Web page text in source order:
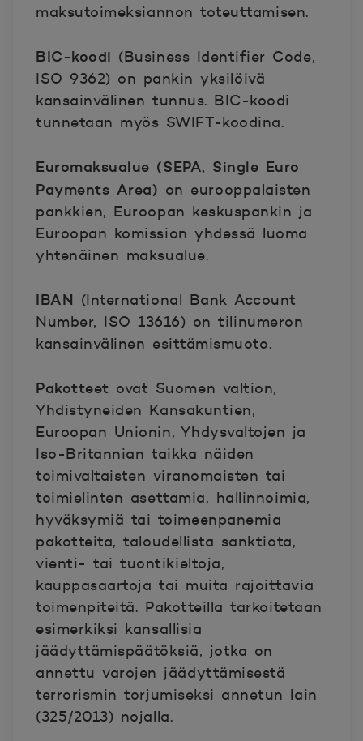
maksutoimeksiannon toteuttamisen.
BIC-koodi (Business Identifier Code,
ISO 9362) on pankin yksilöivä
kansainvälinen tunnus. BIC-koodi
tunnetaan myös SWIFT-koodina.
Euromaksualue (SEPA, Single Euro
Payments Area) on eurooppalaisten
pankkien, Euroopan keskuspankin ja
Euroopan komission yhdessä luoma
yhtenäinen maksualue.
IBAN (International Bank Account
Number, ISO 13616) on tilinumeron
kansainvälinen esittämismuoto.
Pakotteet ovat Suomen valtion,
Yhdistyneiden Kansakuntien,
Euroopan Unionin, Yhdysvaltojen ja
Iso-Britannian taikka näiden
toimivaltaisten viranomaisten tai
toimielinten asettamia, hallinnoimia,
hyväksymiä tai toimeenpanemia
pakotteita, taloudellista sanktiota,
vienti- tai tuontikieltoja,
kauppasaartoja tai muita rajoittavia
toimenpiteitä. Pakotteilla tarkoitetaan
esimerkiksi kansallisia
jäädyttämispäätöksiä, jotka on
annettu varojen jäädyttämisestä
terrorismin torjumiseksi annetun lain
(325/2013) nojalla.